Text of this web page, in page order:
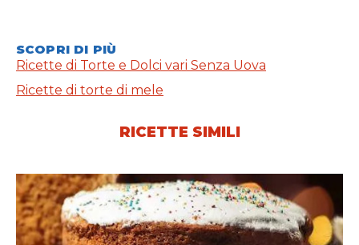
SCOPRI DI PIÙ
Ricette di Torte e Dolci vari Senza Uova
Ricette di torte di mele
RICETTE SIMILI